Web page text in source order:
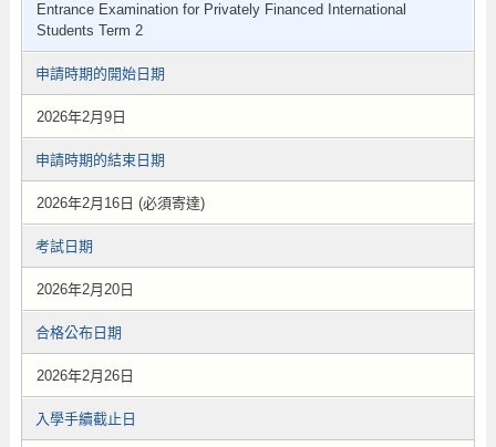
Entrance Examination for Privately Financed International
Students Term 2
申請時期的開始日期
2026年2月9日
申請時期的結束日期
2026年2月16日 (必須寄達)
考試日期
2026年2月20日
合格公布日期
2026年2月26日
入學手續截止日